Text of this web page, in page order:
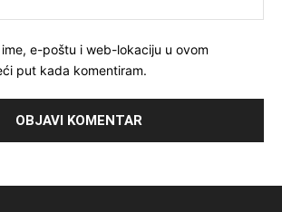
e-poštu i web-lokaciju u ovom
put kada komentiram.